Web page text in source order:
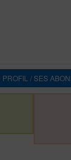
PROFIL / SES